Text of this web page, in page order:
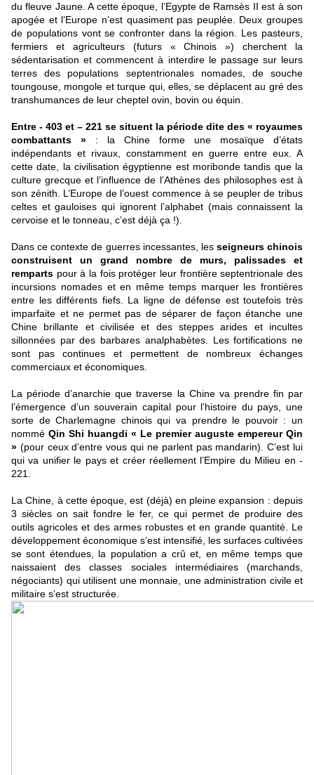
du fleuve Jaune. A cette époque, l’Egypte de Ramsès II est à son
apogée et l’Europe n’est quasiment pas peuplée. Deux groupes
de populations vont se confronter dans la région. Les pasteurs,
fermiers et agriculteurs (futurs « Chinois ») cherchent la
sédentarisation et commencent à interdire le passage sur leurs
terres des populations septentrionales nomades, de souche
toungouse, mongole et turque qui, elles, se déplacent au gré des
transhumances de leur cheptel ovin, bovin ou équin.
Entre - 403 et – 221 se situent la période dite des « royaumes
combattants » : la Chine forme une mosaïque d’états
indépendants et rivaux, constamment en guerre entre eux. A
cette date, la civilisation égyptienne est moribonde tandis que la
culture grecque et l’influence de l’Athènes des philosophes est à
son zénith. L’Europe de l’ouest commence à se peupler de tribus
celtes et gauloises qui ignorent l’alphabet (mais connaissent la
cervoise et le tonneau, c’est déjà ça !).
Dans ce contexte de guerres incessantes, les seigneurs chinois
construisent un grand nombre de murs, palissades et
remparts pour à la fois protéger leur frontière septentrionale des
incursions nomades et en même temps marquer les frontières
entre les différents fiefs. La ligne de défense est toutefois très
imparfaite et ne permet pas de séparer de façon étanche une
Chine brillante et civilisée et des steppes arides et incultes
sillonnées par des barbares analphabètes. Les fortifications ne
sont pas continues et permettent de nombreux échanges
commerciaux et économiques.
La période d’anarchie que traverse la Chine va prendre fin par
l’émergence d’un souverain capital pour l’histoire du pays, une
sorte de Charlemagne chinois qui va prendre le pouvoir : un
nommé Qin Shi huangdi « Le premier auguste empereur Qin
» (pour ceux d’entre vous qui ne parlent pas mandarin). C’est lui
qui va unifier le pays et créer réellement l’Empire du Milieu en -
221.
La Chine, à cette époque, est (déjà) en pleine expansion : depuis
3 siècles on sait fondre le fer, ce qui permet de produire des
outils agricoles et des armes robustes et en grande quantité. Le
développement économique s’est intensifié, les surfaces cultivées
se sont étendues, la population a crû et, en même temps que
naissaient des classes sociales intermédiaires (marchands,
négociants) qui utilisent une monnaie, une administration civile et
militaire s’est structurée.